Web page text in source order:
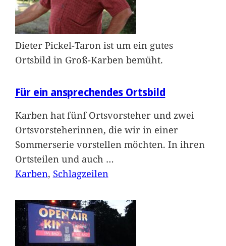
Dieter Pickel-Taron ist um ein gutes
Ortsbild in Groß-Karben bemüht.
Für ein ansprechendes Ortsbild
Karben hat fünf Ortsvorsteher und zwei
Ortsvorsteherinnen, die wir in einer
Sommerserie vorstellen möchten. In ihren
Ortsteilen und auch …
Karben, Schlagzeilen